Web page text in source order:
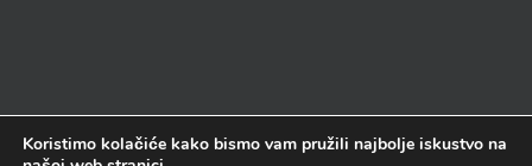
Koristimo kolačiće kako bismo vam pružili najbolje iskustvo na